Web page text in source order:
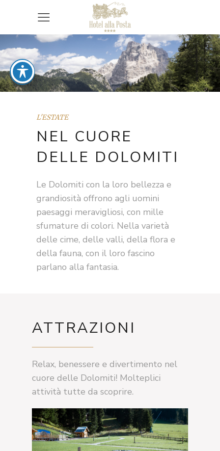
L'ESTATE
NEL CUORE
DELLE DOLOMITI
Le Dolomiti con la loro bellezza e
grandiosità offrono agli uomini
paesaggi meravigliosi, con mille
sfumature di colori. Nella varietà
delle cime, delle valli, della flora e
della fauna, con il loro fascino
parlano alla fantasia.
ATTRAZIONI
Relax, benessere e divertimento nel
cuore delle Dolomiti! Molteplici
attività tutte da scoprire.